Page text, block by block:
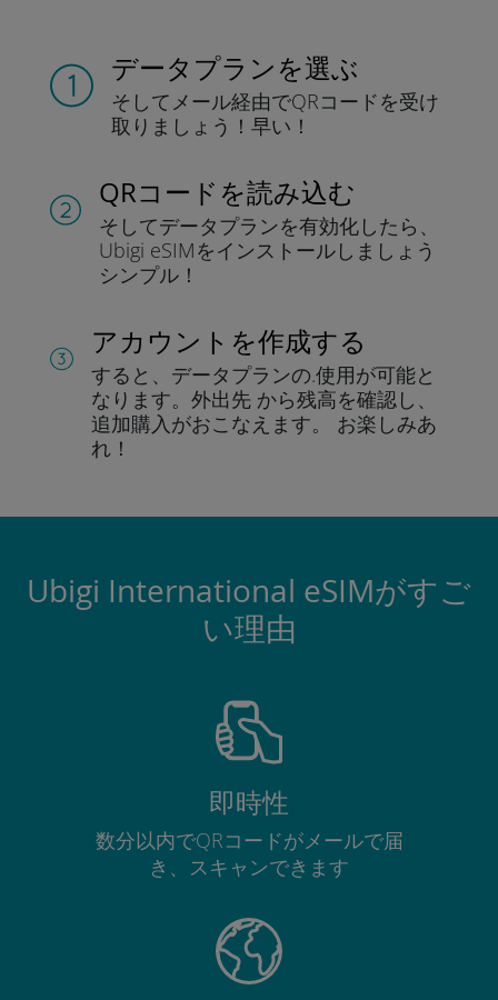
データプランを選ぶ
そしてメール経由でQRコードを受け
取りましょう！早い！
QRコードを読み込む
そしてデータプランを有効化したら、
Ubigi eSIMをインストールしま しょう
シンプル！
アカウントを作成する
すると、データプランの.使用が可能と
なります。 外出先 から残高を確認し、
追加購入がおこなえます。
お楽しみあ
れ！
Ubigi International eSIMがすご
い理由
即時性
数分以内でQRコードがメールで届
き、スキャンできます